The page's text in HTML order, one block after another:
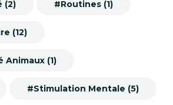
(2) #Routines (1)
(12)
(1)
#Stimulation Mentale (5)